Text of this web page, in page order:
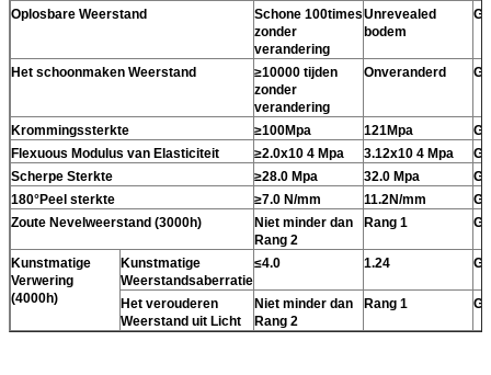
Oplosbare Weerstand
Schone 100times
zonder
verandering
Unrevealed
bodem
Het schoonmaken Weerstand
≥10000 tijden
zonder
verandering
Onveranderd
Krommingssterkte ≥100Mpa 121Mpa
Flexuous Modulus van Elasticiteit
≥2.0x10 4 Mpa 3.12x10 4 Mpa
Scherpe Sterkte
≥28.0 Mpa 32.0 Mpa
180°Peel sterkte
≥7.0 N/mm 11.2N/mm
Zoute Nevelweerstand (3000h)
Niet minder dan
Rang 2
Rang 1
Kunstmatige
Verwering
(4000h)
Kunstmatige
Weerstandsaberratie
≤4.0 1.24
Het verouderen
Weerstand uit Licht
Niet minder dan
Rang 2
Rang 1